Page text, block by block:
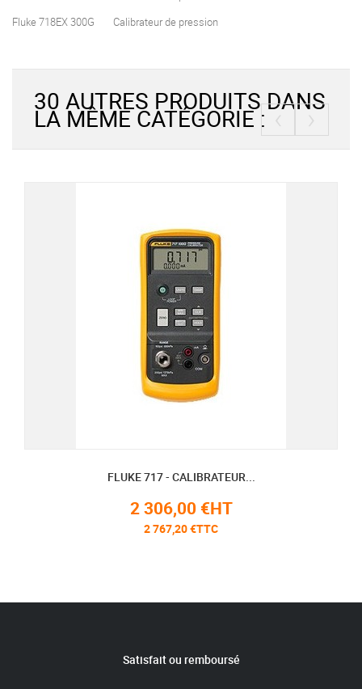
Fluke 718EX 300G
Calibrateur de pression
30 AUTRES PRODUITS DANS
LA MÊME CATÉGORIE :
FLUKE 717 - CALIBRATEUR...
2 306,00 €HT
2 767,20 €TTC
‹ ›
Satisfait ou remboursé